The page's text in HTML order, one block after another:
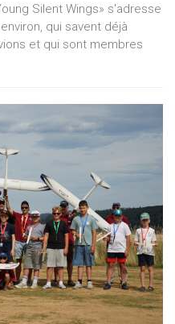
Silent Wings» s'adresse
qui savent déjà
et qui sont membres